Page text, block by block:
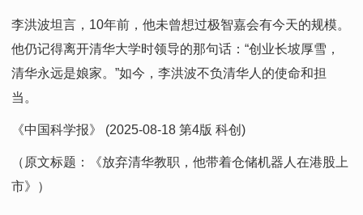
李洪波坦言，10年前，他未曾想过极智嘉会有今天的规模。
他仍记得离开清华大学时领导的那句话：“创业长坡厚雪，
清华永远是娘家。”如今，李洪波不负清华人的使命和担
当。
《中国科学报》 (2025-08-18 第4版 科创)
（原文标题：《放弃清华教职，他带着仓储机器人在港股上
市》）